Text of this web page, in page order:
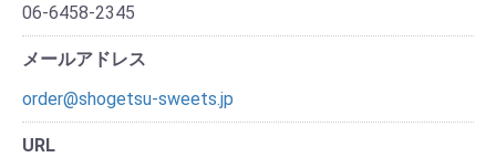
06-6458-2345
メールアドレス
order@shogetsu-sweets.jp
URL